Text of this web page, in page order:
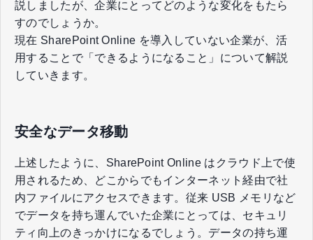
説しましたが、企業にとってどのような変化をもたら
すのでしょうか。
現在 SharePoint Online を導入していない企業が、活
用することで「できるようになること」について解説
していきます。
安全なデータ移動
上述したように、SharePoint Online はクラウド上で使
用されるため、どこからでもインターネット経由で社
内ファイルにアクセスできます。従来 USB メモリなど
でデータを持ち運んでいた企業にとっては、セキュリ
ティ向上のきっかけになるでしょう。データの持ち運